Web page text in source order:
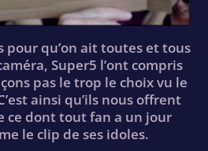
pour qu’on ait toutes et tous
Super5 l’ont compris
pas le trop le choix vu le
ainsi qu’ils nous offrent
ce dont tout fan a un jour
le clip de ses idoles.